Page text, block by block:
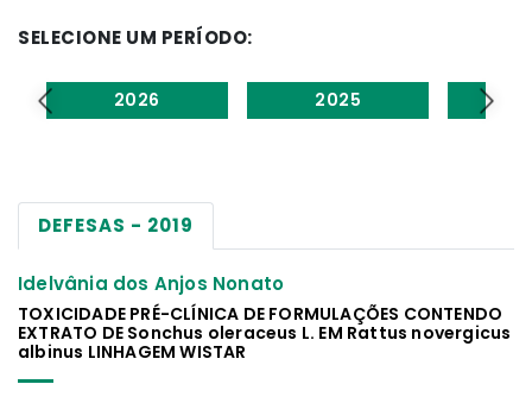
SELECIONE UM PERÍODO:
2026 2025
DEFESAS - 2019
Idelvânia dos Anjos Nonato
TOXICIDADE PRÉ-CLÍNICA DE FORMULAÇÕES CONTENDO
EXTRATO DE Sonchus oleraceus L. EM Rattus novergicus
albinus LINHAGEM WISTAR